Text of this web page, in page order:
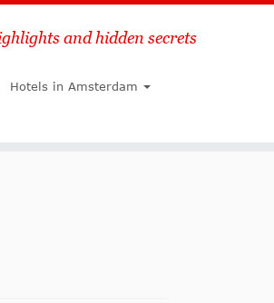
Zoekenand hidden secrets
Hotels in Amsterdam